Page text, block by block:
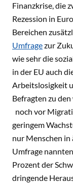
Finanzkrise, die
Rezession in
Bereichen
Umfragezur
wie sehr die
in der EU auch
Arbeitslosigkeit
Befragten zu
noch vor
geringem
nur Menschen
Umfrage
Prozent der
dringende